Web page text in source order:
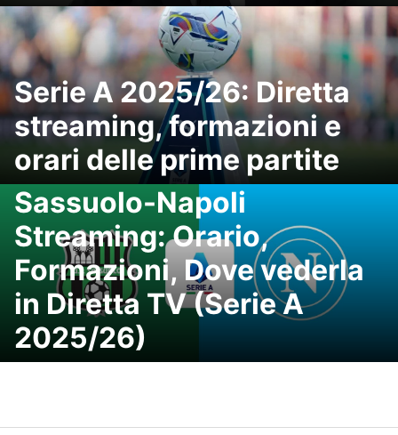
Serie A 2025/26: Diretta
streaming, formazioni e
orari delle prime partite
Sassuolo-Napoli
Streaming: Orario,
Formazioni, Dove vederla
in Diretta TV (Serie A
2025/26)